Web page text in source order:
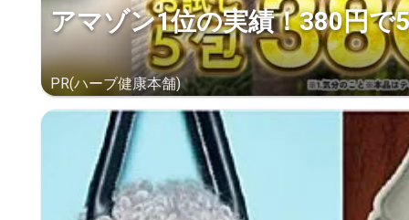
アマゾン1位の実績！380円で
PR(ハーブ健康本舗)